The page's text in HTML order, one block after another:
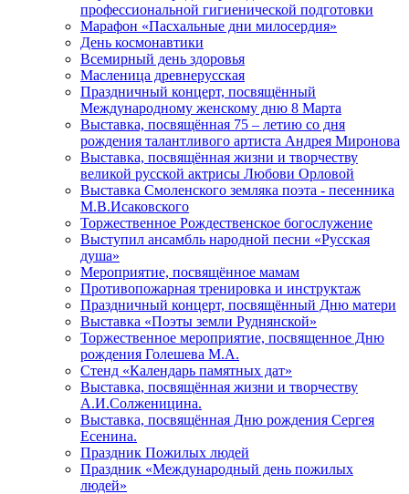
профессиональной гигиенической подготовки
Марафон «Пасхальные дни милосердия»
День космонавтики
Всемирный день здоровья
Масленица древнерусская
Праздничный концерт, посвящённый
Международному женскому дню 8 Марта
Выставка, посвящённая 75 – летию со дня
рождения талантливого артиста Андрея Миронова
Выставка, посвящённая жизни и творчеству
великой русской актрисы Любови Орловой
Выставка Смоленского земляка поэта - песенника
М.В.Исаковского
Торжественное Рождественское богослужение
Выступил ансамбль народной песни «Русская
душа»
Мероприятие, посвящённое мамам
Противопожарная тренировка и инструктаж
Праздничный концерт, посвящённый Дню матери
Выставка «Поэты земли Руднянской»
Торжественное мероприятие, посвященное Дню
рождения Голешева М.А.
Стенд «Календарь памятных дат»
Выставка, посвящённая жизни и творчеству
А.И.Солженицина.
Выставка, посвящённая Дню рождения Сергея
Есенина.
Праздник Пожилых людей
Праздник «Международный день пожилых
людей»